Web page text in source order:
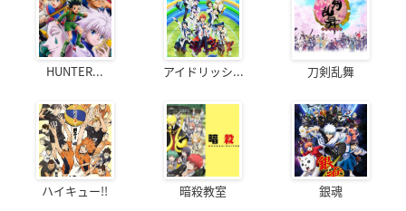
HUNTER... アイドリッシ... 刀剣乱舞
ハイキュー!! 暗殺教室 銀魂